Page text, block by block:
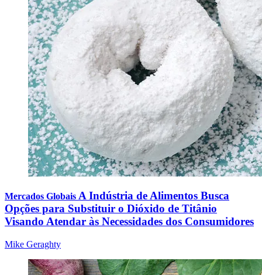
Mercados Globais A Indústria de Alimentos Busca
Opções para Substituir o Dióxido de Titânio
Visando Atendar às Necessidades dos Consumidores
Mike Geraghty